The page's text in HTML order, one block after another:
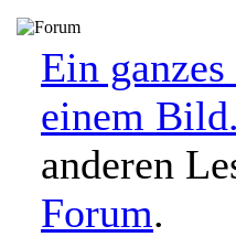
Ein
einem Bild.
anderen
Forum.